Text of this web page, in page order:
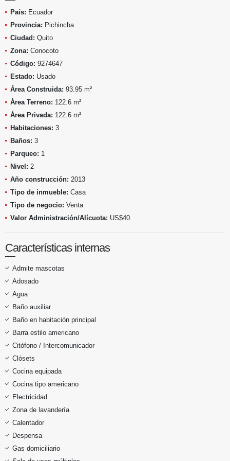
País: Ecuador
Provincia: Pichincha
Ciudad: Quito
Zona: Conocoto
Código: 9274647
Estado: Usado
Área Construida: 93.95 m²
Área Terreno: 122.6 m²
Área Privada: 122.6 m²
Habitaciones: 3
Baños: 3
Parqueo: 1
Nivel: 2
Año construcción: 2013
Tipo de inmueble: Casa
Tipo de negocio: Venta
Valor Administración/Alícuota: US$40
Características internas
Admite mascotas
Adosado
Agua
Baño auxiliar
Baño en habitación principal
Barra estilo americano
Citófono / Intercomunicador
Clósets
Cocina equipada
Cocina tipo americano
Electricidad
Zona de lavandería
Calentador
Despensa
Gas domiciliario